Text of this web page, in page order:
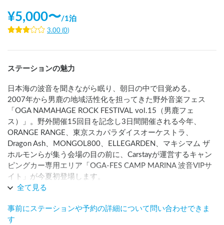
¥5,000〜/1泊
3.00 (0)
ステーションの魅力
日本海の波音を聞きながら眠り、朝日の中で目覚める。
2007年から男鹿の地域活性化を担ってきた野外音楽フェス
「OGA NAMAHAGE ROCK FESTIVAL vol.15（男鹿フェ
ス）」。野外開催15回目を記念し3日間開催される今年、
ORANGE RANGE、東京スカパラダイスオーケストラ、
Dragon Ash、MONGOL800、ELLEGARDEN、マキシマム ザ
ホルモンらが集う会場の目の前に、Carstayが運営するキャン
ピングカー専用エリア「OGA-FES CAMP MARINA 波音VIPサ
イト」が今夏初登場します。
初めて。ONRF実行委員会認定の運営会社・合同会社オプチミ
スト社と連携した公式スポットだから、予約・決済・区画案
全て見る
事前にステーションや予約の詳細について問い合わせできま
す